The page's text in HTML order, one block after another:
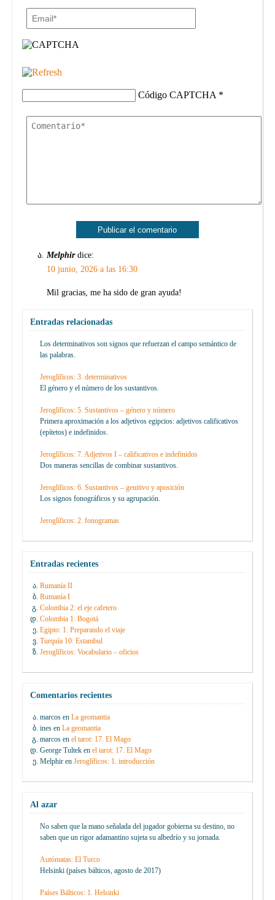
Código CAPTCHA *
Melphir dice:
10 junio, 2026 a las 16:30
Mil gracias, me ha sido de gran ayuda!
Entradas relacionadas
Los determinativos son signos que refuerzan el campo semántico de
las palabras.
Jeroglíficos: 3. determinativos
El género y el número de los sustantivos.
Jeroglíficos: 5. Sustantivos – género y número
Primera aproximación a los adjetivos egipcios: adjetivos calificativos
(epítetos) e indefinidos.
Jeroglíficos: 7. Adjetivos I – calificativos e indefinidos
Dos maneras sencillas de combinar sustantivos.
Jeroglíficos: 6. Sustantivos – genitivo y aposición
Los signos fonográficos y su agrupación.
Jeroglíficos: 2. fonogramas
Entradas recientes
Rumanía II
Rumanía I
Colombia 2: el eje cafetero
Colombia 1: Bogotá
Egipto: 1. Preparando el viaje
Turquía 10: Estambul
Jeroglíficos: Vocabulario – oficios
Comentarios recientes
marcosen La geomantia
inesen La geomantia
marcosen el tarot: 17. El Mago
George Tulteken el tarot: 17. El Mago
Melphiren Jeroglíficos: 1. introducción
Al azar
No saben que la mano señalada del jugador gobierna su destino, no
saben que un rigor adamantino sujeta su albedrío y su jornada.
Autómatas: El Turco
Helsinki (países bálticos, agosto de 2017)
Países Bálticos: 1. Helsinki